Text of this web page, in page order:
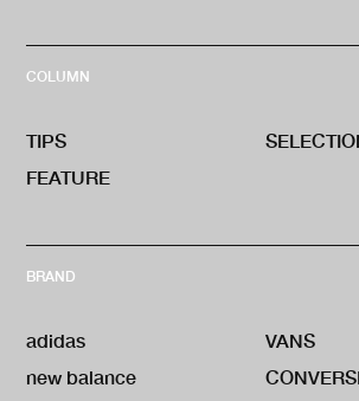
COLUMN
TIPS
FEATURE
BRAND
adidas
VANS
new balance